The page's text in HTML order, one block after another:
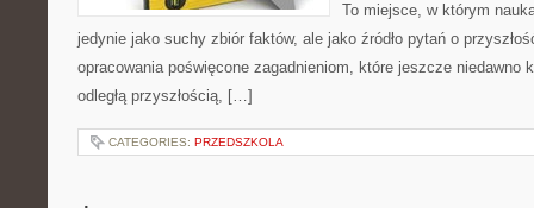
To miejsce, w którym
jedynie jako suchy zbiór faktów, ale jako źródło pytań o
opracowania poświęcone zagadnieniom, które jeszcze niedawno
odległą przyszłością, […]
CATEGORIES: PRZEDSZKOLA